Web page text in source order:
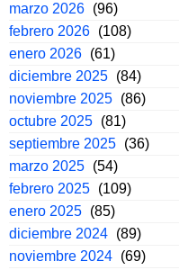
marzo 2026 (96)
febrero 2026 (108)
enero 2026 (61)
diciembre 2025 (84)
noviembre 2025 (86)
octubre 2025 (81)
septiembre 2025 (36)
marzo 2025 (54)
febrero 2025 (109)
enero 2025 (85)
diciembre 2024 (89)
noviembre 2024 (69)